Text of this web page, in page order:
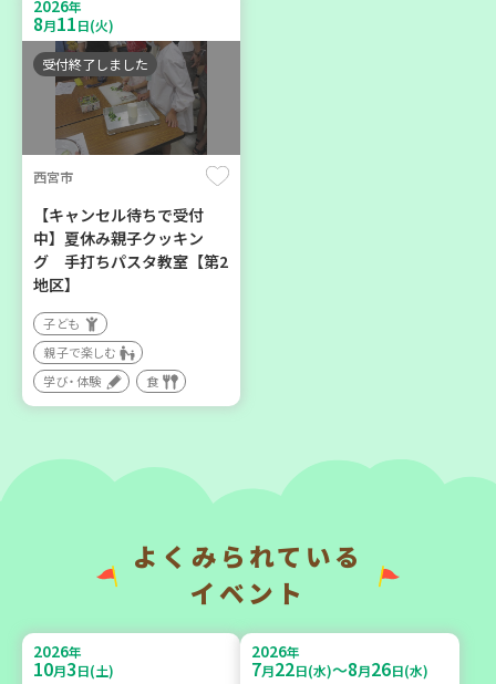
区】
子ども
親子で楽しむ
学び・体験
2026年
加古川市
コープ神吉 子育てひろば
子ども
親子で楽しむ
親子で楽しむ
日(月)
2026年
9 14 26日(土)
2026年
8月11日(火)
受付終了しました
西宮市
【キャンセル待ちで受付
中】夏休み親子クッキン
グ 手打ちパスタ教室【第2
地区】
子ども
親子で楽しむ
学び・体験
食
よくみられている
イベント
2026年
10月3日(土)
2026年
7月22日(水)～8月26日(水)